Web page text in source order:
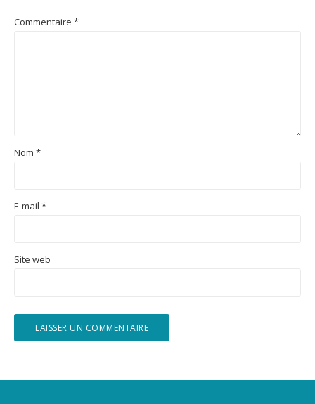
Commentaire *
Nom *
E-mail *
Site web